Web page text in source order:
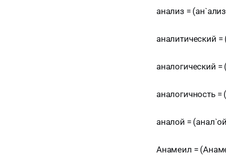
анализ =
аналитический
аналогический =
аналогичность =
аналой =
Анамеил =